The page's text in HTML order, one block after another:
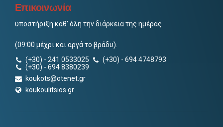
Επικοινωνία
υποστήριξη καθ’ όλη την διάρκεια της ημέρας
(09:00 μέχρι και αργά το βράδυ).
(+30) - 241 0533025
(+30) - 694 4748793
(+30) - 694 8380239
koukots@otenet.gr
koukoulitsios.gr